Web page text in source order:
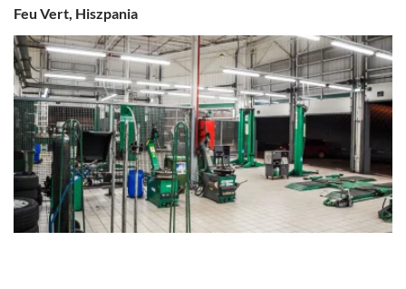
Feu Vert, Hiszpania